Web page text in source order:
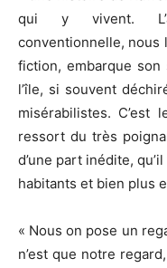
qui y vivent.
conventionnelle, nous
fiction, embarque
l’île, si souvent
misérabilistes.
ressort du très
d’une part inédite,
habitants et bien plus
« Nous on pose un
n’est que notre